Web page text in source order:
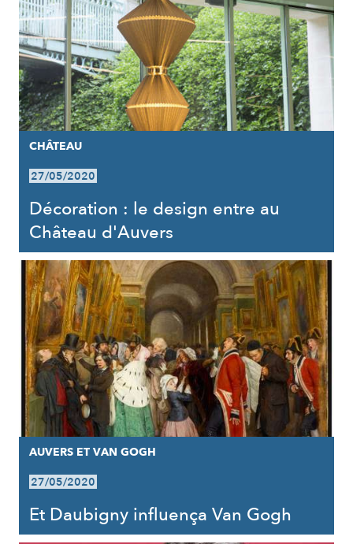
CHÂTEAU
27/05/2020
Décoration : le design entre au
Château d'Auvers
AUVERS ET VAN GOGH
27/05/2020
Et Daubigny influença Van Gogh